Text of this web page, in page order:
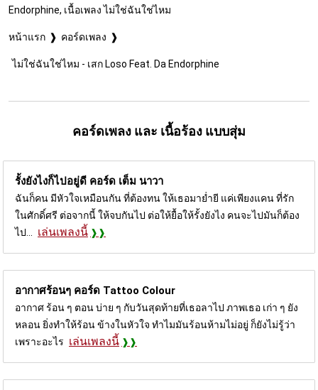
Endorphine, เนื้อเพลง ไม่ใช่ฉันใช่ไหม
หน้าแรก คอร์ดเพลง
ไม่ใช่ฉันใช่ไหม - เสก Loso Feat. Da Endorphine
คอร์ดเพลง และ เนื้อร้อง แบบสุ่ม
รั้งยังไงก็ไปอยู่ดี คอร์ด เต็ม นาวา
ฉันก็คน มีหัวใจเหมือนกัน ที่ต้องทน ให้เธอมาย่ำยี แค่เพียงแคน ที่รัก
ในศักดิ์ศรี ต่อจากนี้ ให้จบกันไป ต่อให้ยื้อให้รั้งยังไง คนจะไปมันก็ต้อง
ไป...
เล่นเพลงนี้
อากาศร้อนๆ คอร์ด Tattoo Colour
อากาศ ร้อน ๆ ตอน บ่าย ๆ กับวันสุดท้ายที่เธอลาไป ภาพเธอ เก่า ๆ ยัง
หลอน ยิ่งทำให้ร้อน ข้างในหัวใจ ทำไมมันร้อนห้ามไม่อยู่ ก็ยังไม่รู้ว่า
เพราะอะไร เล่นเพลงนี้